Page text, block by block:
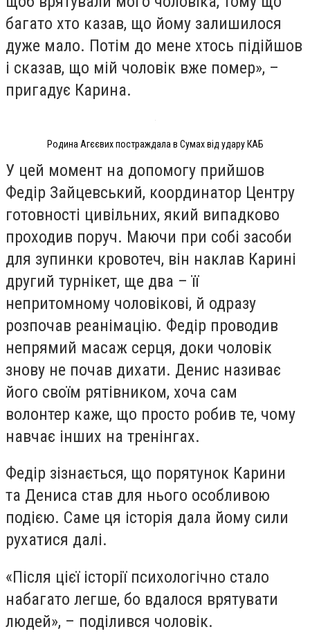
багато хто казав, що йому залишилося
дуже мало. Потім до мене хтось підійшов
і сказав, що мій чоловік вже помер», –
пригадує Карина.
Родина Агєєвих постраждала в Сумах від удару КАБ
У цей момент на допомогу прийшов
Федір Зайцевський, координатор Центру
готовності цивільних, який випадково
проходив поруч. Маючи при собі засоби
для зупинки кровотеч, він наклав Карині
другий турнікет, ще два – її
непритомному чоловікові, й одразу
розпочав реанімацію. Федір проводив
непрямий масаж серця, доки чоловік
знову не почав дихати. Денис називає
його своїм рятівником, хоча сам
волонтер каже, що просто робив те, чому
навчає інших на тренінгах.
Федір зізнається, що порятунок Карини
та Дениса став для нього особливою
подією. Саме ця історія дала йому сили
рухатися далі.
«Після цієї історії психологічно стало
набагато легше, бо вдалося врятувати
людей», – поділився чоловік.